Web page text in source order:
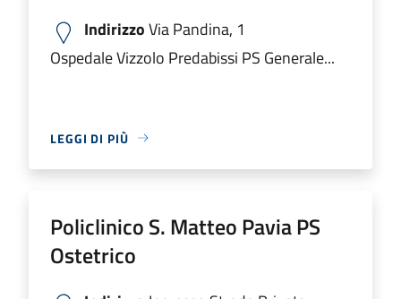
IndirizzoVia Pandina, 1
Ospedale Vizzolo Predabissi PS Generale...
LEGGI DI PIÙ
Policlinico S. Matteo Pavia PS
Ostetrico